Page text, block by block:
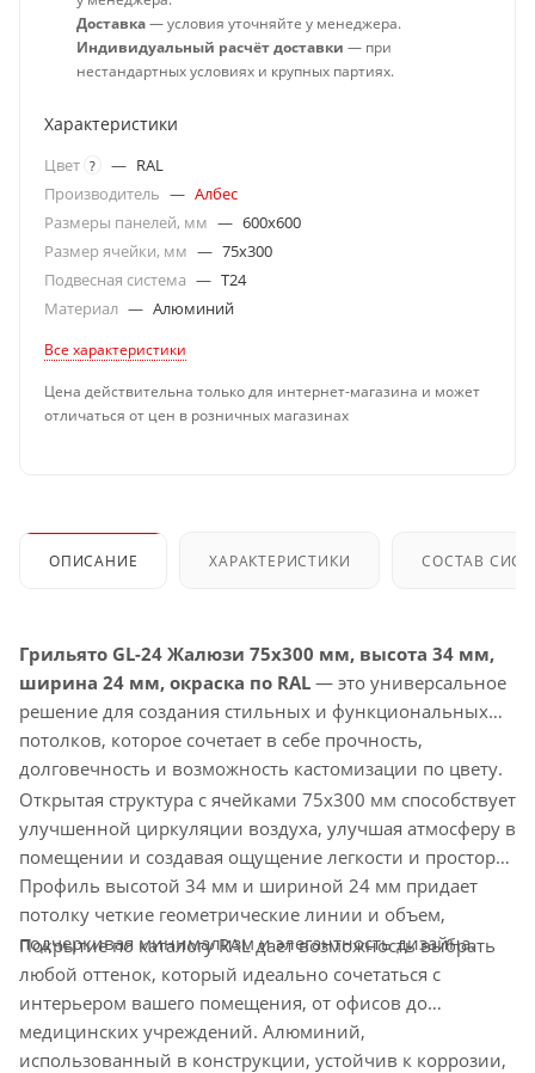
Доставка— условия уточняйте у менеджера.
Индивидуальный расчёт доставки — при
нестандартных условиях и крупных партиях.
Характеристики
Цвет ? — RAL
Производитель — Албес
Размеры панелей, мм — 600x600
Размер ячейки, мм — 75x300
Подвесная система — T24
Материал — Алюминий
Все характеристики
Цена действительна только для интернет-магазина и может
отличаться от цен в розничных магазинах
ОПИСАНИЕ ХАРАКТЕРИСТИКИ СОСТАВ
Грильято GL-24 Жалюзи 75x300 мм, высота 34 мм,
ширина 24 мм, окраска по RAL — это универсальное
решение для создания стильных и функциональных
потолков, которое сочетает в себе прочность,
долговечность и возможность кастомизации по цвету.
Открытая структура с ячейками 75x300 мм способствует
улучшенной циркуляции воздуха, улучшая атмосферу в
помещении и создавая ощущение легкости и простора.
Профиль высотой 34 мм и шириной 24 мм придает
потолку четкие геометрические линии и объем,
подчеркивая минимализм и элегантность дизайна.
Покрытие по каталогу RAL дает возможность выбрать
любой оттенок, который идеально сочетаться с
интерьером вашего помещения, от офисов до
медицинских учреждений. Алюминий,
использованный в конструкции, устойчив к коррозии,